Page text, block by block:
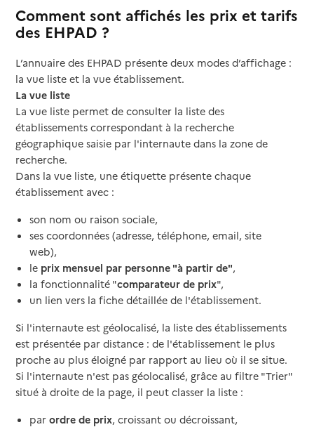
Comment sont affichés les prix et tarifs
des EHPAD ?
L’annuaire des EHPAD présente deux modes d’affichage :
la vue liste et la vue établissement.
La vue liste
La vue liste permet de consulter la liste des
établissements correspondant à la recherche
géographique saisie par l'internaute dans la zone de
recherche.
Dans la vue liste, une étiquette présente chaque
établissement avec :
son nom ou raison sociale,
ses coordonnées (adresse, téléphone, email, site
web),
le prix mensuel par personne "à partir de",
la fonctionnalité "comparateur de prix",
un lien vers la fiche détaillée de l'établissement.
Si l'internaute est géolocalisé, la liste des établissements
est présentée par distance : de l'établissement le plus
proche au plus éloigné par rapport au lieu où il se situe.
Si l'internaute n'est pas géolocalisé, grâce au filtre "Trier"
situé à droite de la page, il peut classer la liste :
par ordre de prix, croissant ou décroissant,